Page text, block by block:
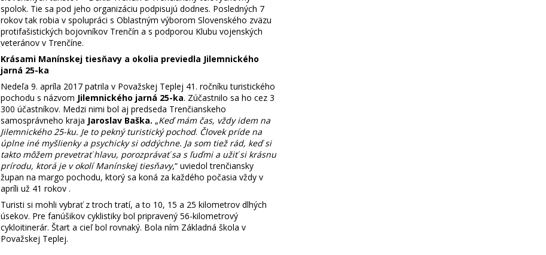
spolok. Tie sa pod jeho organizáciu podpisujú dodnes. Posledných 7
rokov tak robia v spolupráci s Oblastným výborom Slovenského zväzu
protifašistických bojovníkov Trenčín a s podporou Klubu vojenských
veteránov v Trenčíne.
Krásami Manínskej tiesňavy a okolia previedla Jilemnického
jarná 25-ka
Nedeľa 9. apríla 2017 patrila v Považskej Teplej 41. ročníku turistického
pochodu s názvom Jilemnického jarná 25-ka. Zúčastnilo sa ho cez 3
300 účastníkov. Medzi nimi bol aj predseda Trenčianskeho
samosprávneho kraja Jaroslav Baška. „Keď mám čas, vždy idem na
Jilemnického 25-ku. Je to pekný turistický pochod. Človek príde na
úplne iné myšlienky a psychicky si oddýchne. Ja som tiež rád, keď si
takto môžem prevetrať hlavu, porozprávať sa s ľuďmi a užiť si krásnu
prírodu, ktorá je v okolí Manínskej tiesňavy,“ uviedol trenčiansky
župan na margo pochodu, ktorý sa koná za každého počasia vždy v
apríli už 41 rokov .
Turisti si mohli vybrať z troch tratí, a to 10, 15 a 25 kilometrov dlhých
úsekov. Pre fanúšikov cyklistiky bol pripravený 56-kilometrový
cykloitinerár. Štart a cieľ bol rovnaký. Bola ním Základná škola v
Považskej Teplej.